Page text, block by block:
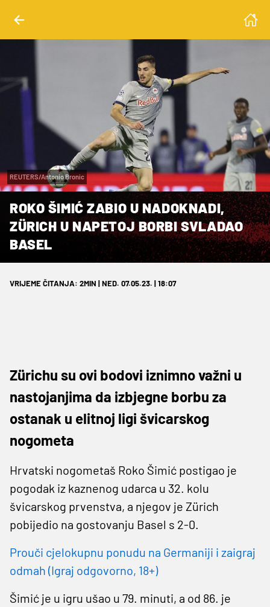
REUTERS/Antonio Bronic
ROKO ŠIMIĆ ZABIO U NADOKNADI,
ZÜRICH U NAPETOJ BORBI SVLADAO
BASEL
VRIJEME ČITANJA: 2MIN | NED. 07.05.23. | 18:07
Zürichu su ovi bodovi iznimno važni u
nastojanjima da izbjegne borbu za
ostanak u elitnoj ligi švicarskog
nogometa
Hrvatski nogometaš Roko Šimić postigao je
pogodak iz kaznenog udarca u 32. kolu
švicarskog prvenstva, a njegov je Zürich
pobijedio na gostovanju Basel s 2-0.
Prouči cjelokupnu ponudu na Germaniji i zaigraj
odmah (Igraj odgovorno, 18+)
Šimić je u igru ušao u 79. minuti, a od 86. je